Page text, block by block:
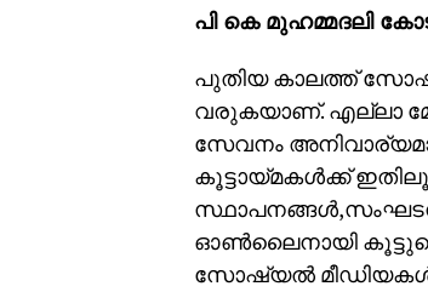
പി കെ മുഹമ്മദലി
പുതിയ കാലത്ത്
വരുകയാണ്. എല്ലാ
സേവനം
കൂട്ടായ്മകൾക്ക്
ഓൺലൈനായി
സോഷ്യൽ മീഡിയകൾ